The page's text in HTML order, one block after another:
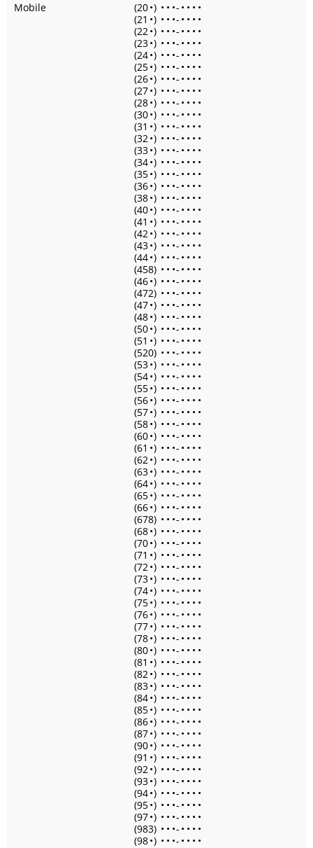
Mobile
(20•) • • •- • • • •
(21 •) • • •- • • • •
(22•) • • •- • • • •
(23•) • • •- • • • •
(24•) • • •- • • • •
(25•) • • •- • • • •
(26•) • • •- • • • •
(27•) • • •- • • • •
(28•) • • •- • • • •
(30•) • • •- • • • •
(31 •) • • •- • • • •
(32•) • • •- • • • •
(33•) • • •- • • • •
(34•) • • •- • • • •
(35•) • • •- • • • •
(36•) • • •- • • • •
(38•) • • •- • • • •
(40•) • • •- • • • •
(41 •) • • •- • • • •
(42•) • • •- • • • •
(43•) • • •- • • • •
(44•) • • •- • • • •
(458) • • •- • • • •
(46•) • • •- • • • •
(472) • • •- • • • •
(47•) • • •- • • • •
(48•) • • •- • • • •
(50•) • • •- • • • •
(51 •) • • •- • • • •
(520) • • •- • • • •
(53•) • • •- • • • •
(54•) • • •- • • • •
(55•) • • •- • • • •
(56•) • • •- • • • •
(57•) • • •- • • • •
(58•) • • •- • • • •
(60•) • • •- • • • •
(61 •) • • •- • • • •
(62•) • • •- • • • •
(63•) • • •- • • • •
(64•) • • •- • • • •
(65•) • • •- • • • •
(66•) • • •- • • • •
(678) • • •- • • • •
(68•) • • •- • • • •
(70•) • • •- • • • •
(71 •) • • •- • • • •
(72•) • • •- • • • •
(73•) • • •- • • • •
(74•) • • •- • • • •
(75•) • • •- • • • •
(76•) • • •- • • • •
(77•) • • •- • • • •
(78•) • • •- • • • •
(80•) • • •- • • • •
(81 •) • • •- • • • •
(82•) • • •- • • • •
(83•) • • •- • • • •
(84•) • • •- • • • •
(85•) • • •- • • • •
(86•) • • •- • • • •
(87•) • • •- • • • •
(90•) • • •- • • • •
(91 •) • • •- • • • •
(92•) • • •- • • • •
(93•) • • •- • • • •
(94•) • • •- • • • •
(95•) • • •- • • • •
(97•) • • •- • • • •
(983) • • •- • • • •
(98•) • • •- • • • •